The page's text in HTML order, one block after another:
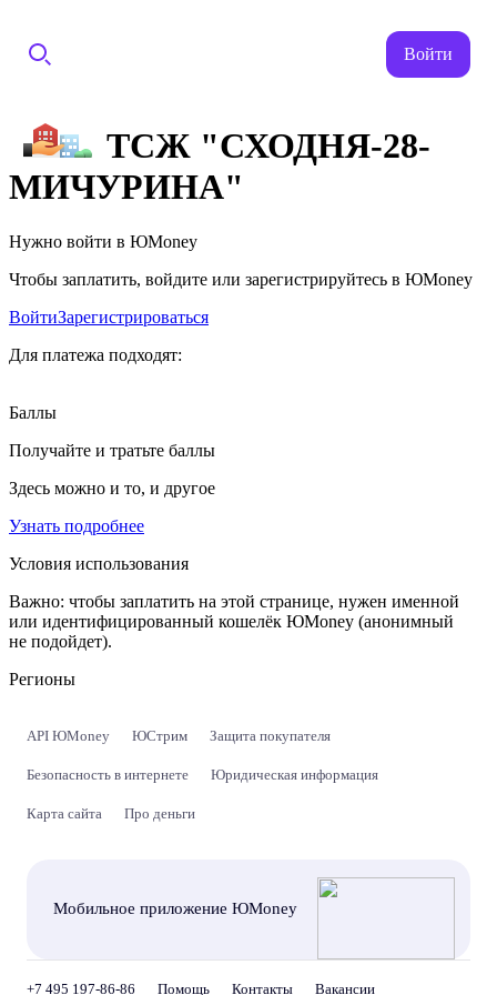
Войти
ТСЖ "СХОДНЯ-28-
МИЧУРИНА"
Нужно войти в ЮMoney
Чтобы заплатить, войдите или зарегистрируйтесь в ЮMoney
ВойтиЗарегистрироваться
Для платежа подходят:
Баллы
Получайте и тратьте баллы
Здесь можно и то, и другое
Узнать подробнее
Условия использования
Важно: чтобы заплатить на этой странице, нужен именной
или идентифицированный кошелёк ЮMoney (анонимный
не подойдет).
Регионы
API ЮMoney ЮСтрим Защита покупателя
Безопасность в интернете Юридическая информация
Карта сайта Про деньги
Мобильное приложение ЮMoney
+7 495 197-86-86 Помощь Контакты Вакансии